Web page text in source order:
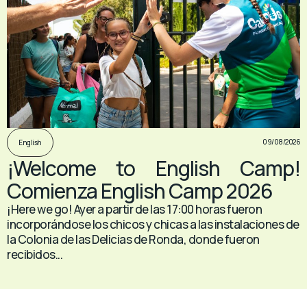
English 09/08/2026
¡Welcome to English Camp!
Comienza English Camp 2026
¡Here we go! Ayer a partir de las 17:00 horas fueron
incorporándose los chicos y chicas a las instalaciones de
la Colonia de las Delicias de Ronda, donde fueron
recibidos...